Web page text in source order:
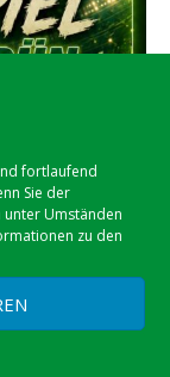
fortlaufend
Sie der
Umständen
zu den